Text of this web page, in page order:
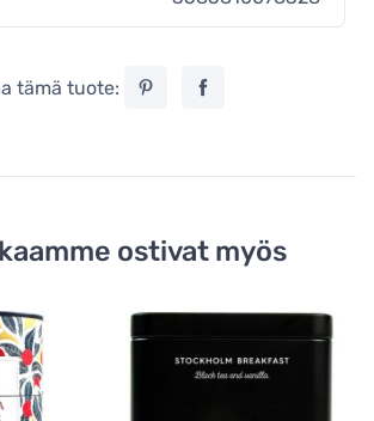
tämä tuote:
ostivat myös